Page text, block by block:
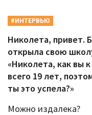
#ИНТЕРВЬЮ
Николета, привет.
открыла свою
«Николета, как вы
всего 19 лет,
ты это успела?»
Можно издалека?